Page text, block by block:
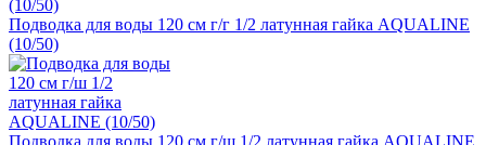
Подводка для воды 120 см г/г 1/2 латунная гайка AQUALINE
(10/50)
Подводка для воды 120 см г/ш 1/2 латунная гайка AQUALINE